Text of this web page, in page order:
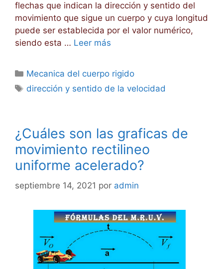
flechas que indican la dirección y sentido del
movimiento que sigue un cuerpo y cuya longitud
puede ser establecida por el valor numérico,
siendo esta … Leer más
Categorías
Mecanica del cuerpo rigido
Etiquetas
dirección y sentido de la velocidad
¿Cuáles son las graficas de
movimiento rectilineo
uniforme acelerado?
septiembre 14, 2021 por admin